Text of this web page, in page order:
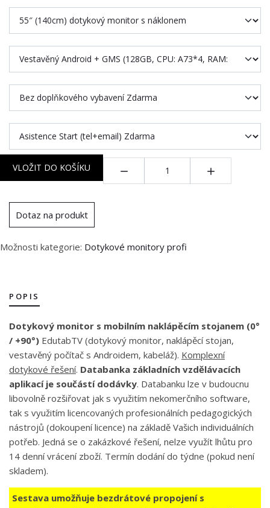
VLOŽIT DO KOŠÍKU
Dotaz na produkt
Možnosti kategorie: Dotykové monitory profi
POPIS
Dotykový monitor s mobilním naklápěcím stojanem (0°
/ +90°) EdutabTV (dotykový monitor, naklápěcí stojan,
vestavěný počítač s Androidem, kabeláž). Komplexní
dotykové řešení. Databanka základních vzdělávacích
aplikací je součástí dodávky. Databanku lze v budoucnu
libovolně rozšiřovat jak s využitím nekomerčního software,
tak s využitím licencovaných profesionálních pedagogických
nástrojů (dokoupení licence) na základě Vašich individuálních
potřeb. Jedná se o zakázkové řešení, nelze využít lhůtu pro
14 denní vrácení zboží. Termín dodání do týdne (pokud není
skladem).
Sestava umožňuje bezdrátové propojení s